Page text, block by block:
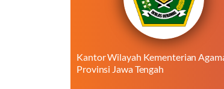
Kantor Wilayah Kementerian
Provinsi Jawa Tengah